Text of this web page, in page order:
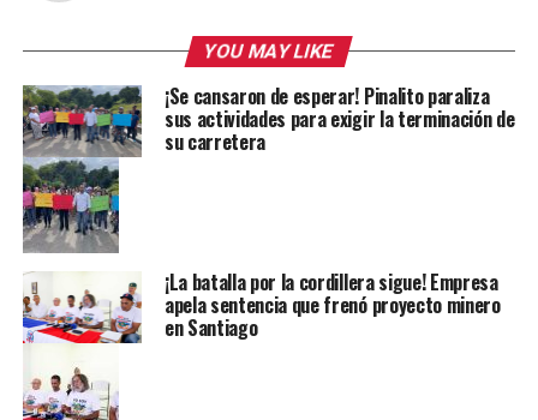
YOU MAY LIKE
¡Se cansaron de esperar! Pinalito paraliza
sus actividades para exigir la terminación de
su carretera
¡La batalla por la cordillera sigue! Empresa
apela sentencia que frenó proyecto minero
en Santiago